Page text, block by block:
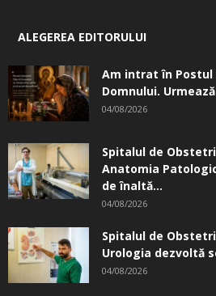
ALEGEREA EDITORULUI
Am intrat în
Domnului.
04/08/2026
Spitalul de
Anatomia
de înaltă...
04/08/2026
Spitalul de
Urologia dezvoltă
04/08/2026